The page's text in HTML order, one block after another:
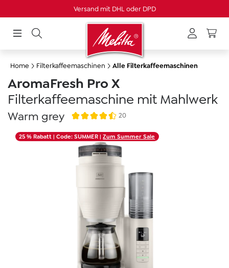
Versand mit DHL oder DPD
Home Filterkaffeemaschinen Alle Filterkaffeemaschinen
AromaFresh Pro X
Filterkaffeemaschine mit Mahlwerk
Warm grey 20
Bildergalerie überspringen
25 % Rabatt | Code: SUMMER |Zum Summer Sale